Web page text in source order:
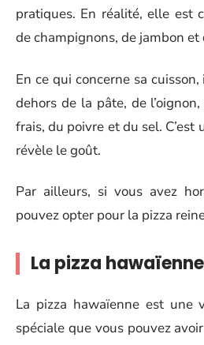
pratiques. En réalité, elle est
de champignons, de jambon et
En ce qui concerne sa
dehors de la pâte, de
frais, du poivre et du sel. C’est
révèle le goût.
Par ailleurs, si vous avez
pouvez opter pour la pizza
La pizza hawaïenne
La pizza hawaïenne est une
spéciale que vous pouvez